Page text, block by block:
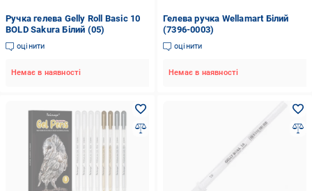
Ручка гелева Gelly Roll Basic 10
BOLD Sakura Білий (05)
оцінити
Немає в наявності
Гелева ручка Wellamart Білий
(7396-0003)
оцінити
Немає в наявності